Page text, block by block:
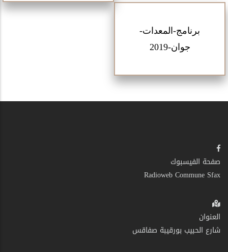
برنامج-المعدات-
جوان-2019
صفحة الفيسبوك
Radioweb Commune Sfax
العنوان
شارع الحبيب بورقيبة صفاقس